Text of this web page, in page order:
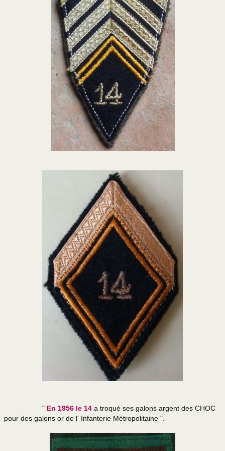
" En 1956 le 14 a troqué ses galons argent des CHOC
pour des galons or de l' Infanterie Métropolitaine ".